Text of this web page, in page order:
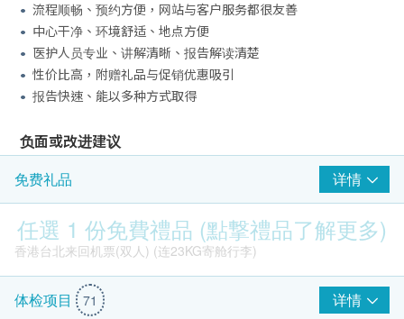
流程顺畅、预约方便，网站与客户服务都很友善
中心干净、环境舒适、地点方便
医护人员专业、讲解清晰、报告解读清楚
性价比高，附赠礼品与促销优惠吸引
报告快速、能以多种方式取得
负面或改进建议
部分回馈提到等待时间偶尔偏长，特别是报告送出与周末高峰
部分员工的态度与耐心需更一致
某些项目如放射科/抽血等待时间及个别项目的改进空间
希望增加更多分店位置或时段灵活性
结论
免费礼品 详情
任選 1 份免費禮品 (點撃禮品了解更多)
香港台北来回机票(双人) (连23KG寄舱行李)
体检项目 71 详情